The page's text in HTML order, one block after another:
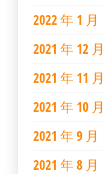
2022 年 1 月
2021 年 12 月
2021 年 11 月
2021 年 10 月
2021 年 9 月
2021 年 8 月